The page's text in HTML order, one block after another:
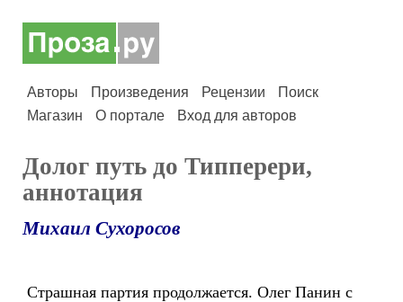
Авторы Произведения Рецензии
Поиск
Магазин
О портале Вход для авторов
Долог путь до Типперери,
аннотация
Михаил Сухоросов
Страшная партия продолжается. Олег Панин с